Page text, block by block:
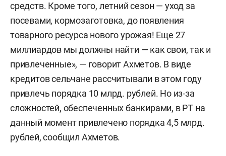
средств. Кроме того, летний сезон — уход за
посевами, кормозаготовка, до появления
товарного ресурса нового урожая! Еще 27
миллиардов мы должны найти — как свои, так и
привлеченные», — говорит Ахметов. В виде
кредитов сельчане рассчитывали в этом году
привлечь порядка 10 млрд. рублей. Но из-за
сложностей, обеспеченных банкирами, в РТ на
данный момент привлечено порядка 4,5 млрд.
рублей, сообщил Ахметов.